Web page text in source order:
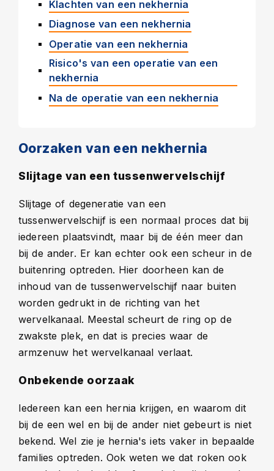
Klachten van een nekhernia
Diagnose van een nekhernia
Operatie van een nekhernia
Risico's van een operatie van een
nekhernia
Na de operatie van een nekhernia
Oorzaken van een nekhernia
Slijtage van een tussenwervelschijf
Slijtage of degeneratie van een
tussenwervelschijf is een normaal proces dat bij
iedereen plaatsvindt, maar bij de één meer dan
bij de ander. Er kan echter ook een scheur in de
buitenring optreden. Hier doorheen kan de
inhoud van de tussenwervelschijf naar buiten
worden gedrukt in de richting van het
wervelkanaal. Meestal scheurt de ring op de
zwakste plek, en dat is precies waar de
armzenuw het wervelkanaal verlaat.
Onbekende oorzaak
Iedereen kan een hernia krijgen, en waarom dit
bij de een wel en bij de ander niet gebeurt is niet
bekend. Wel zie je hernia's iets vaker in bepaalde
families optreden. Ook weten we dat roken ook